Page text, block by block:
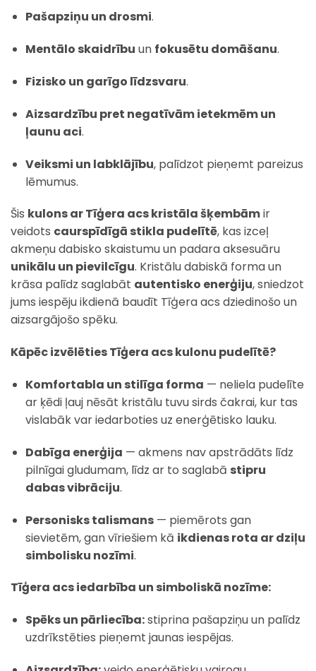
Pašapziņu un drosmi.
Mentālo skaidrību un fokusētu domāšanu.
Fizisko un garīgo līdzsvaru.
Aizsardzību pret negatīvām ietekmēm un
ļaunu aci.
Veiksmi un labklājību, palīdzot pieņemt pareizus
lēmumus.
Šis kulons ar Tīģera acs kristāla šķembāmir
veidots caurspīdīgā stikla pudelītē, kas izceļ
akmeņu dabisko skaistumu un padara aksesuāru
unikālu un pievilcīgu. Kristālu dabiskā forma un
krāsa palīdz saglabāt autentisko enerģiju, sniedzot
jums iespēju ikdienā baudīt Tīģera acs dziedinošo un
aizsargājošo spēku.
Kāpēc izvēlēties Tīģera acs kulonu pudelītē?
Komfortabla un stilīga forma — neliela pudelīte
ar ķēdi ļauj nēsāt kristālu tuvu sirds čakrai, kur tas
vislabāk var iedarboties uz enerģētisko lauku.
Dabīga enerģija — akmens nav apstrādāts līdz
pilnīgai gludumam, līdz ar to saglabā stipru
dabas vibrāciju.
Personisks talismans— piemērots gan
sievietēm, gan vīriešiem kā ikdienas rota ar dziļu
simbolisku nozīmi.
Tīģera acs iedarbība un simboliskā nozīme:
Spēks un pārliecība:stiprina pašapziņu un palīdz
uzdrīkstēties pieņemt jaunas iespējas.